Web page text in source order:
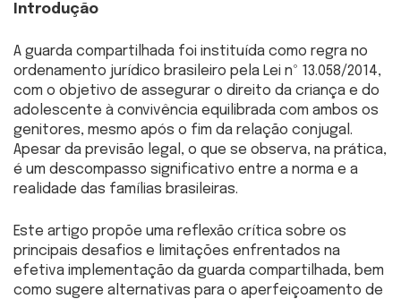
Introdução
A guarda compartilhada foi instituída como regra no
ordenamento jurídico brasileiro pela Lei nº 13.058/2014,
com o objetivo de assegurar o direito da criança e do
adolescente à convivência equilibrada com ambos os
genitores, mesmo após o fim da relação conjugal.
Apesar da previsão legal, o que se observa, na prática,
é um descompasso significativo entre a norma e a
realidade das famílias brasileiras.
Este artigo propõe uma reflexão crítica sobre os
principais desafios e limitações enfrentados na
efetiva implementação da guarda compartilhada, bem
como sugere alternativas para o aperfeiçoamento de